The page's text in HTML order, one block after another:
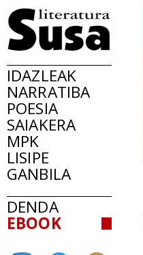
IDAZLEAK
NARRATIBA
POESIA
SAIAKERA
MPK
LISIPE
GANBILA
DENDA
EBOOK